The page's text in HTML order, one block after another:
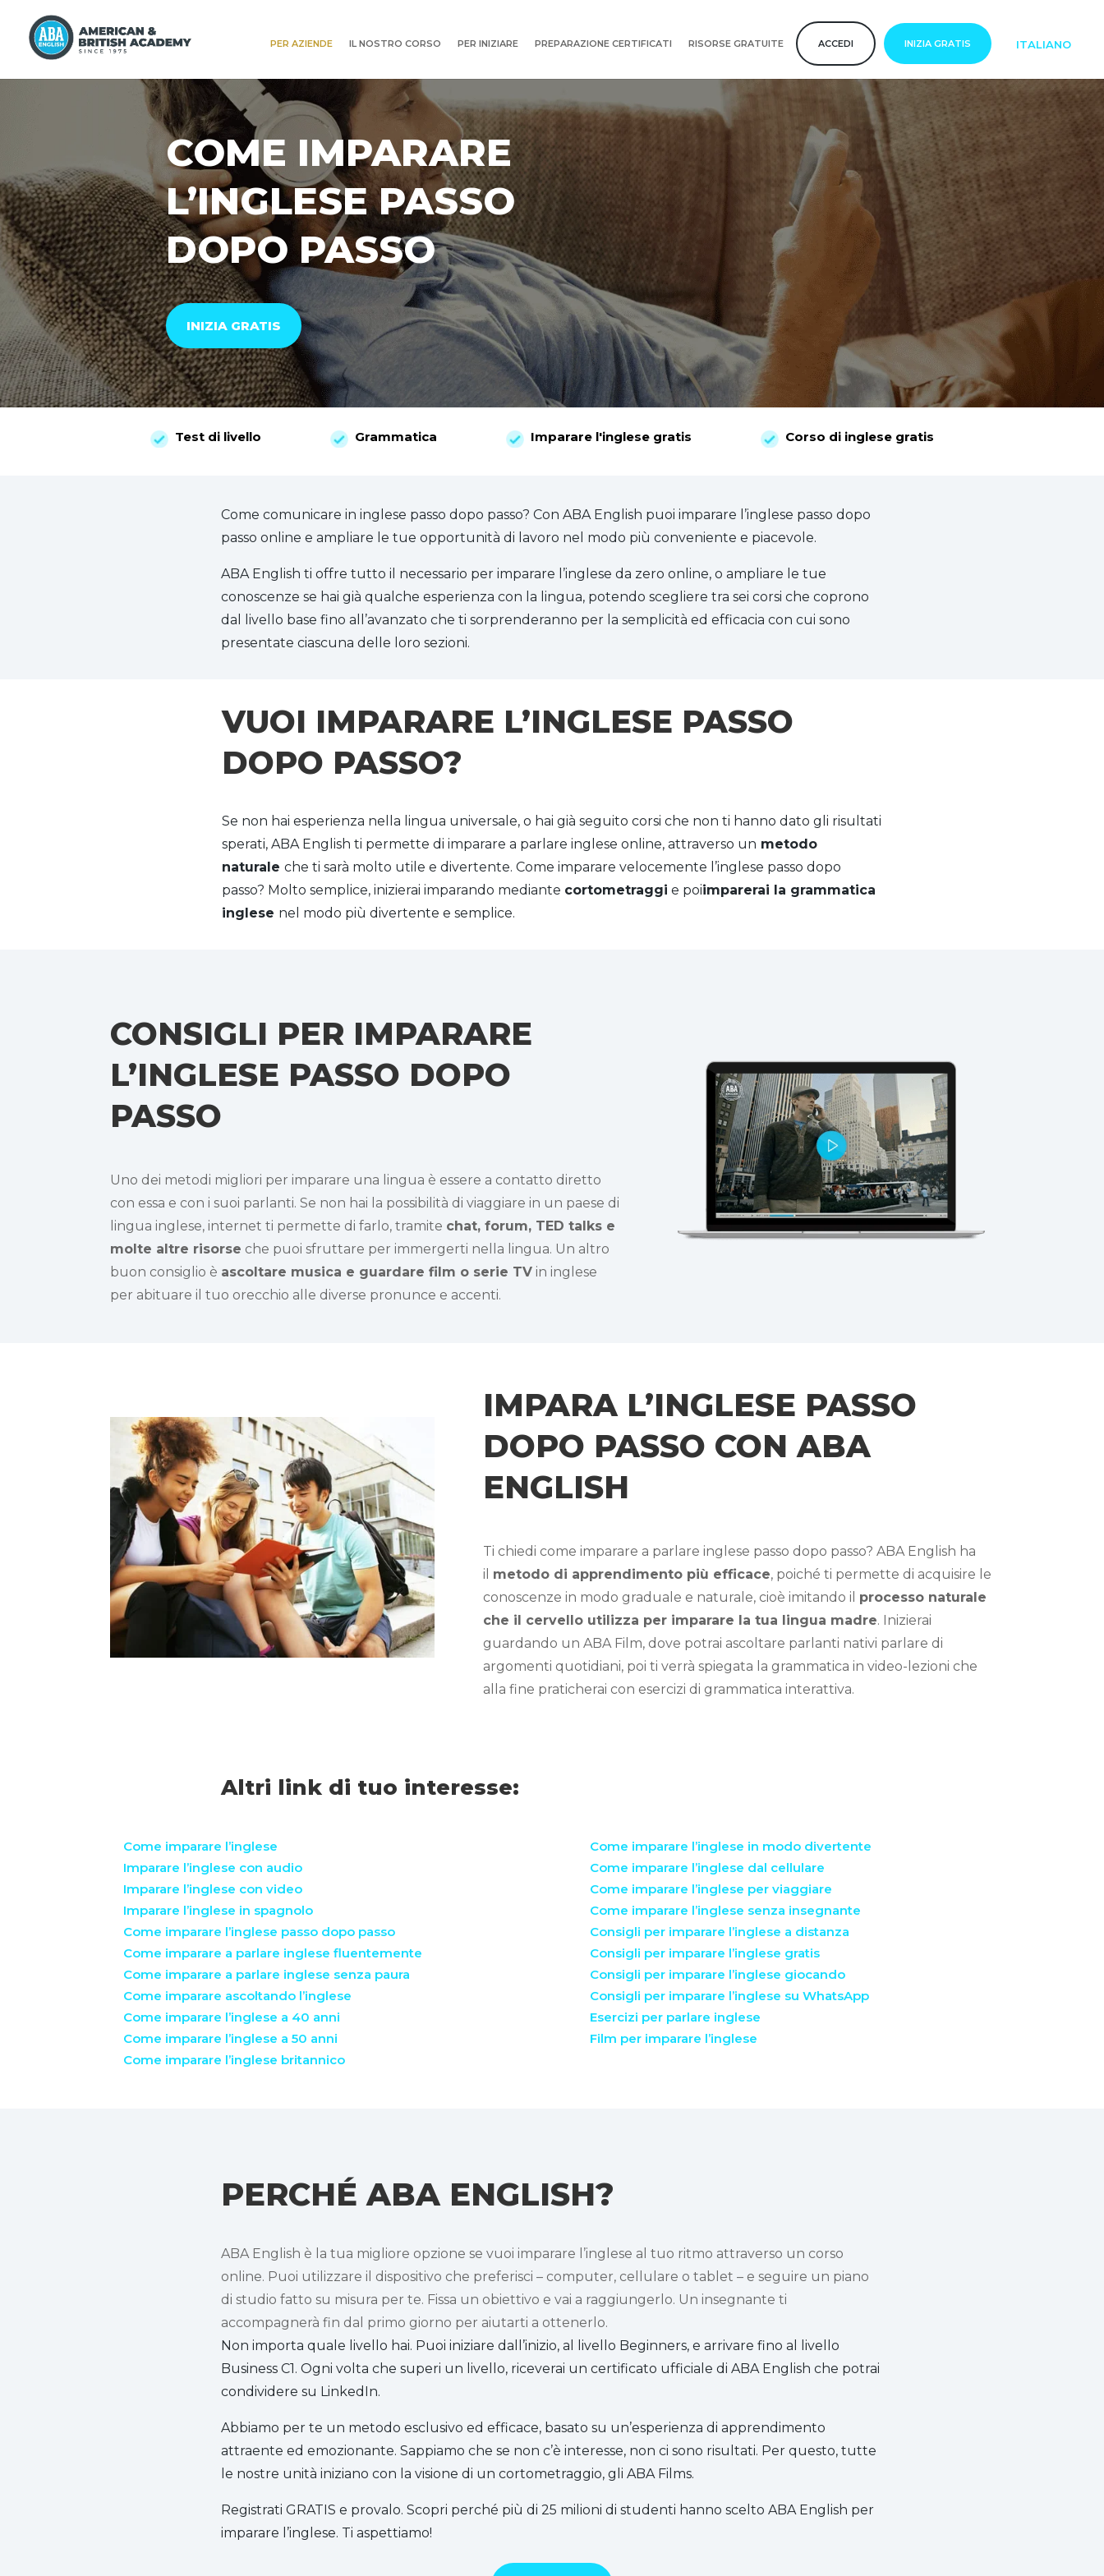
PER AZIENDE IL NOSTRO CORSO PER INIZIARE PREPARAZIONE CERTIFICATI RISORSE GRATUITE ACCEDI INIZIA GRATIS ITALIANO
COME IMPARARE
L’INGLESE PASSO
DOPO PASSO
INIZIA GRATIS
Test di livello Grammatica Imparare l'inglese gratis Corso di inglese gratis
Come comunicare in inglese passo dopo passo? Con ABA English puoi imparare l’inglese passo dopo
passo online e ampliare le tue opportunità di lavoro nel modo più conveniente e piacevole.
ABA English ti offre tutto il necessario per imparare l’inglese da zero online, o ampliare le tue
conoscenze se hai già qualche esperienza con la lingua, potendo scegliere tra sei corsi che coprono
dal livello base fino all’avanzato che ti sorprenderanno per la semplicità ed efficacia con cui sono
presentate ciascuna delle loro sezioni.
VUOI IMPARARE L’INGLESE PASSO
DOPO PASSO?
Se non hai esperienza nella lingua universale, o hai già seguito corsi che non ti hanno dato gli risultati
sperati, ABA English ti permette di imparare a parlare inglese online, attraverso un metodo
naturale che ti sarà molto utile e divertente. Come imparare velocemente l’inglese passo dopo
passo? Molto semplice, inizierai imparando mediante cortometraggi e poiimparerai la grammatica
inglese nel modo più divertente e semplice.
CONSIGLI PER IMPARARE
L’INGLESE PASSO DOPO
PASSO
Uno dei metodi migliori per imparare una lingua è essere a contatto diretto
con essa e con i suoi parlanti. Se non hai la possibilità di viaggiare in un paese di
lingua inglese, internet ti permette di farlo, tramite chat, forum, TED talks e
molte altre risorse che puoi sfruttare per immergerti nella lingua. Un altro
buon consiglio è ascoltare musica e guardare film o serie TV in inglese
per abituare il tuo orecchio alle diverse pronunce e accenti.
IMPARA L’INGLESE PASSO
DOPO PASSO CON ABA
ENGLISH
Ti chiedi come imparare a parlare inglese passo dopo passo? ABA English ha
il metodo di apprendimento più efficace, poiché ti permette di acquisire le
conoscenze in modo graduale e naturale, cioè imitando il processo naturale
che il cervello utilizza per imparare la tua lingua madre. Inizierai
guardando un ABA Film, dove potrai ascoltare parlanti nativi parlare di
argomenti quotidiani, poi ti verrà spiegata la grammatica in video-lezioni che
alla fine praticherai con esercizi di grammatica interattiva.
Altri link di tuo interesse:
Come imparare l’inglese
Imparare l’inglese con audio
Imparare l’inglese con video
Imparare l’inglese in spagnolo
Come imparare l’inglese passo dopo passo
Come imparare a parlare inglese fluentemente
Come imparare a parlare inglese senza paura
Come imparare ascoltando l’inglese
Come imparare l’inglese a 40 anni
Come imparare l’inglese a 50 anni
Come imparare l’inglese britannico
Come imparare l’inglese in modo divertente
Come imparare l’inglese dal cellulare
Come imparare l’inglese per viaggiare
Come imparare l’inglese senza insegnante
Consigli per imparare l’inglese a distanza
Consigli per imparare l’inglese gratis
Consigli per imparare l’inglese giocando
Consigli per imparare l’inglese su WhatsApp
Esercizi per parlare inglese
Film per imparare l’inglese
PERCHÉ ABA ENGLISH?
ABA English è la tua migliore opzione se vuoi imparare l’inglese al tuo ritmo attraverso un corso
online. Puoi utilizzare il dispositivo che preferisci – computer, cellulare o tablet – e seguire un piano
di studio fatto su misura per te. Fissa un obiettivo e vai a raggiungerlo. Un insegnante ti
accompagnerà fin dal primo giorno per aiutarti a ottenerlo.
Non importa quale livello hai. Puoi iniziare dall’inizio, al livello Beginners, e arrivare fino al livello
Business C1. Ogni volta che superi un livello, riceverai un certificato ufficiale di ABA English che potrai
condividere su LinkedIn.
Abbiamo per te un metodo esclusivo ed efficace, basato su un’esperienza di apprendimento
attraente ed emozionante. Sappiamo che se non c’è interesse, non ci sono risultati. Per questo, tutte
le nostre unità iniziano con la visione di un cortometraggio, gli ABA Films.
Registrati GRATIS e provalo. Scopri perché più di 25 milioni di studenti hanno scelto ABA English per
imparare l’inglese. Ti aspettiamo!